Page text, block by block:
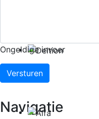
Ongeldige invoer
Versturen
Navigatie